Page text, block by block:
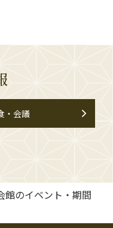
・会議
館のイベント・期間